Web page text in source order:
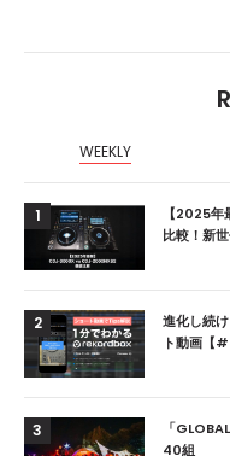
WEEKLY
1
【2025
比較！新
2
進化し続
ト動画【
3
「
40組